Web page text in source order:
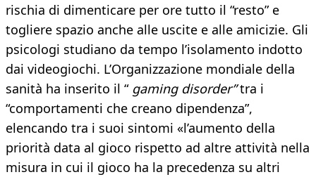
rischia di dimenticare per ore tutto il “resto” e
togliere spazio anche alle uscite e alle amicizie. Gli
psicologi studiano da tempo l’isolamento indotto
dai videogiochi. L’Organizzazione mondiale della
sanità ha inserito il “ gaming disorder”tra i
“comportamenti che creano dipendenza”,
elencando tra i suoi sintomi «l’aumento della
priorità data al gioco rispetto ad altre attività nella
misura in cui il gioco ha la precedenza su altri